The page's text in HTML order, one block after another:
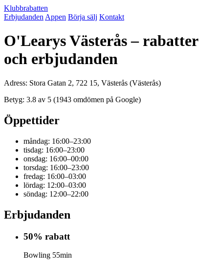
Klubbrabatten
Erbjudanden Appen Börja sälj Kontakt
O'Learys Västerås – rabatter
och erbjudanden
Adress: Stora Gatan 2, 722 15, Västerås (Västerås)
Betyg: 3.8 av 5 (1943 omdömen på Google)
Öppettider
måndag: 16:00–23:00
tisdag: 16:00–23:00
onsdag: 16:00–00:00
torsdag: 16:00–23:00
fredag: 16:00–03:00
lördag: 12:00–03:00
söndag: 12:00–22:00
Erbjudanden
50% rabatt
Bowling 55min